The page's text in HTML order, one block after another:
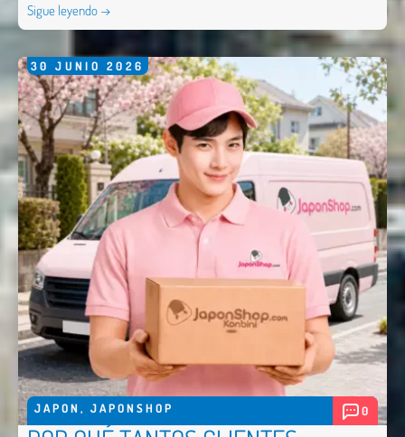
Sigue leyendo →
30 JUNIO 2026
JAPON , JAPONSHOP 0
Nombre *